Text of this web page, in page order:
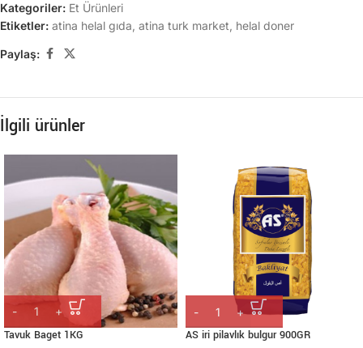
Kategoriler: Et Ürünleri
Etiketler: atina helal gıda atina turk market helal doner
Paylaş:
İlgili ürünler
Tavuk Baget 1KG AS iri pilavlık bulgur 900GR